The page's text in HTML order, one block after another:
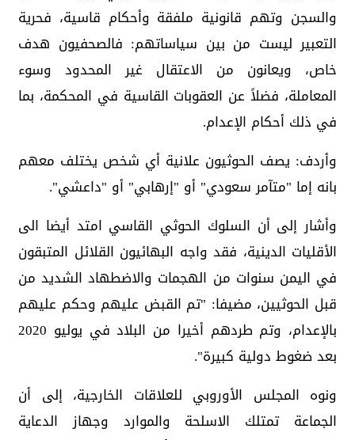
والسجن وتهم قانونية ملفقة وأحكام قاسية، فحرية
التعبير ليست من بين سياساتهم: فالصحفيون هدف
خاص، ويعانون من الاعتقال غير المحدود وسوء
المعاملة، فضلاً عن العقوبات القاسية في المحكمة، بما
في ذلك أحكام الإعدام.
وأردف: يصف الحوثيون علانية أي شخص يختلف معهم
بانه إما "متآمر سعودي" أو "إرهابي" أو "داعشي".
وأشار إلى أن السلوك الحوثي القاسي امتد أيضا الى
الأقليات الدينية، فقد واجه البهائيون القلائل المتبقون
في اليمن سنوات من الهجمات والاضطهاد الشديد من
قبل الحوثيين، مضيفا: "تم القبض عليهم وحكم عليهم
بالإعدام، وتم طردهم أخيرا من البلاد في يوليو 2020
بعد ضغوط دولية كبيرة".
ونوه المجلس الأوروبي للعلاقات الخارجية، إلى أن
الجماعة تمتلك الاسلحة والموارد وجهاز الدعاية